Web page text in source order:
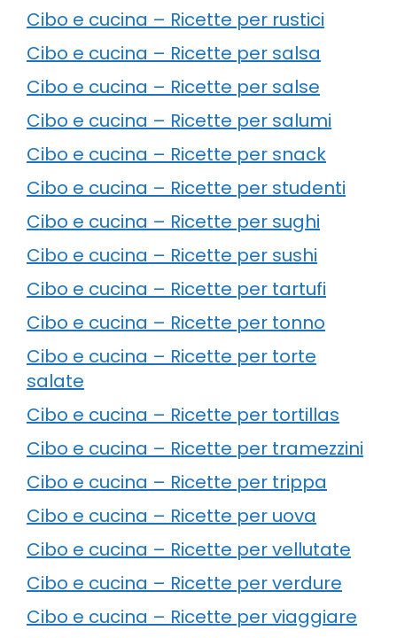
Cibo e cucina – Ricette per rustici
Cibo e cucina – Ricette per salsa
Cibo e cucina – Ricette per salse
Cibo e cucina – Ricette per salumi
Cibo e cucina – Ricette per snack
Cibo e cucina – Ricette per studenti
Cibo e cucina – Ricette per sughi
Cibo e cucina – Ricette per sushi
Cibo e cucina – Ricette per tartufi
Cibo e cucina – Ricette per tonno
Cibo e cucina – Ricette per torte
salate
Cibo e cucina – Ricette per tortillas
Cibo e cucina – Ricette per tramezzini
Cibo e cucina – Ricette per trippa
Cibo e cucina – Ricette per uova
Cibo e cucina – Ricette per vellutate
Cibo e cucina – Ricette per verdure
Cibo e cucina – Ricette per viaggiare